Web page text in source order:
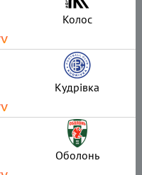
Колос
Кудрівка
Оболонь